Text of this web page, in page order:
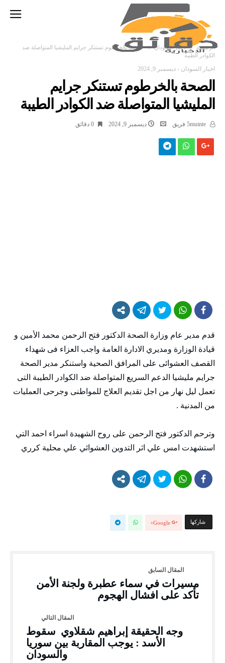
‫الرئيسية‬ اخبار السودان
الصحة بالخرطوم تستنكر جرايم المليشيا المتواصلة ضد
الكوادر الطيبة
اخبار السودان - ديسمبر 9, 2024
الصحة بالخرطوم تستنكر جرايم
المليشيا المتواصلة ضد الكوادر الطيبة
ديسمبر 9, 2024 0 ‫دقائق‬
قدم مدير عام وزارة الصحة الدكتور فتح الرحمن محمد الأمين و
قيادة الوزارة ومديري الادارة العامة واجب العزاء فى شهداء
القصف العشوائى على المرافق الصحية واستنكر مدير الصحة
جرايم مليشيا الدعم السريع المتواصلة ضد الكوادر الطيبة التى
تعمل ليل نهار من اجل تقديم العلاج للمواطنى وجرحى العمليات
من المدنية .
وترحم الدكتور فتح الرحمن على روح الشهيدة اسراء احمد التي
استشهدت امس علي اثر التدوين العشوائي علي محلية كرري
‫‫ شاركها‬ Google+
مسيرات في سماء عطبرة ولجنة الأمن
تأكد على افشال الهجوم
وجه الحقيقة إبراهيم شقلاوي سقوط
الأسد : يوجب المقاربة بين سوريا
والسودان